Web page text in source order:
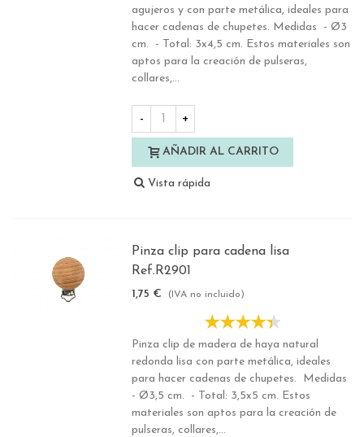
agujeros y con parte metálica, ideales para
hacer cadenas de chupetes. Medidas - Ø3
cm. - Total: 3x4,5 cm. Estos materiales son
aptos para la creación de pulseras,
collares,...
- +
AÑADIR AL CARRITO
Vista rápida
Pinza clip para cadena lisa
Ref.R2901
1,75 € (IVA no incluido)
Pinza clip de madera de haya natural
redonda lisa con parte metálica, ideales
para hacer cadenas de chupetes. Medidas
- Ø3,5 cm. - Total: 3,5x5 cm. Estos
materiales son aptos para la creación de
pulseras, collares,...